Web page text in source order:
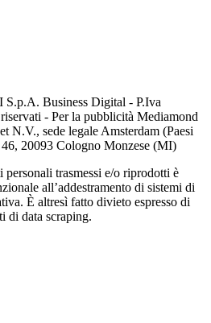
S.p.A. Business Digital - P.Iva
- Per la pubblicità Mediamond
N.V., sede legale Amsterdam (Paesi
20093 Cologno Monzese (MI)
trasmessi e/o riprodotti è
all’addestramento di sistemi di
È altresì fatto divieto espresso di
di data scraping.